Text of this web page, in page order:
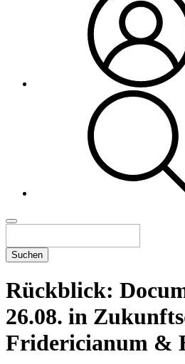
Suchen
Rückblick:
26.08. in
Fridericianum &